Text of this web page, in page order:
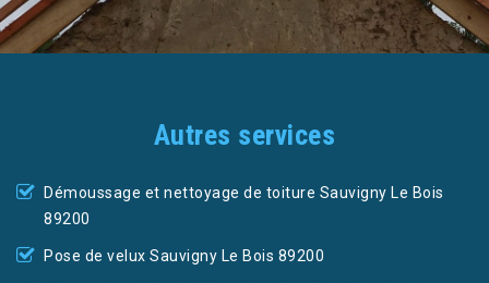
Autres services
Démoussage et nettoyage de toiture Sauvigny Le Bois
89200
Pose de velux Sauvigny Le Bois 89200